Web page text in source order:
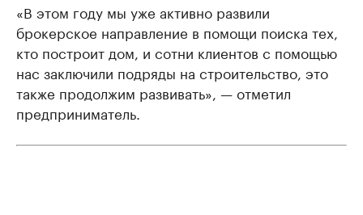
«В этом году мы уже активно развили
брокерское направление в помощи поиска тех,
кто построит дом, и сотни клиентов с помощью
нас заключили подряды на строительство, это
также продолжим развивать», — отметил
предприниматель.